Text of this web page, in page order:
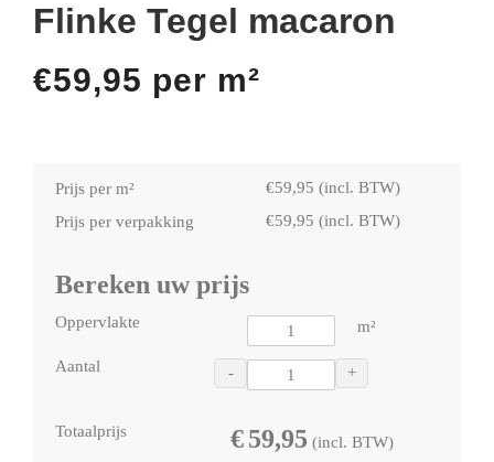
Flinke Tegel macaron
€59,95 per m²
Prijs per m² €59,95 (incl. BTW)
Prijs per verpakking
€59,95 (incl. BTW)
Bereken uw prijs
Oppervlakte m²
Aantal - +
Totaalprijs €59,95 (incl. BTW)